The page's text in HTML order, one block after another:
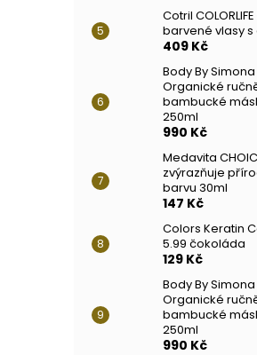
Cotril
barvené vlasy
409 Kč
Body By Simona
Organické
bambucké
250ml
990 Kč
Medavita
zvýrazňuje
barvu 30ml
147 Kč
Colors Keratin
5.99 čokoláda
129 Kč
Body By Simona
Organické
bambucké
250ml
990 Kč